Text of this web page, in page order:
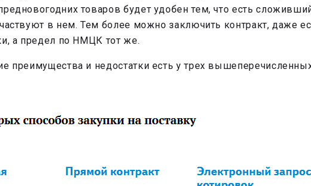
товаров будет удобен тем, что есть
в нем. Тем более можно заключить контракт, даже
а предел по НМЦК тот же.
преимущества и недостатки есть у трех